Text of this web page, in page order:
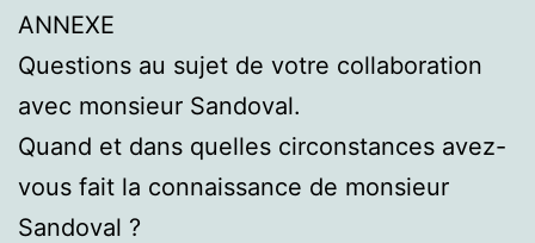
ANNEXE
Questions au sujet de votre collaboration
avec monsieur Sandoval.
Quand et dans quelles circonstances avez-
vous fait la connaissance de monsieur
Sandoval ?